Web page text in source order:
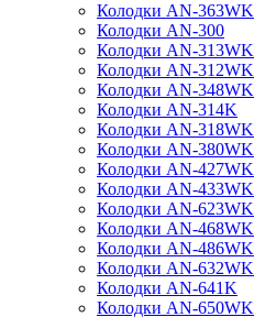
Колодки AN-363WK
Колодки AN-300
Колодки AN-313WK
Колодки AN-312WK
Колодки AN-348WK
Колодки AN-314K
Колодки AN-318WK
Колодки AN-380WK
Колодки AN-427WK
Колодки AN-433WK
Колодки AN-623WK
Колодки AN-468WK
Колодки AN-486WK
Колодки AN-632WK
Колодки AN-641K
Колодки AN-650WK